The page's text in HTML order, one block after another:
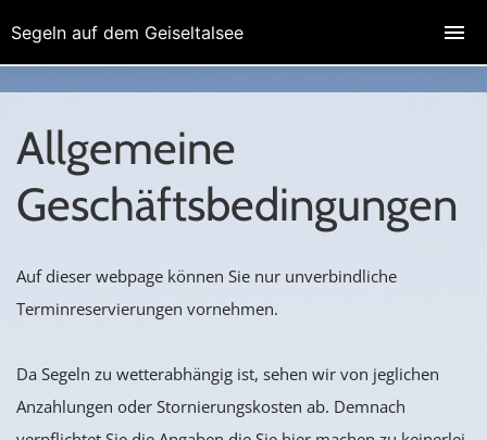
Allgemeine
Geschäftsbedingungen
Auf dieser webpage können Sie nur unverbindliche
Terminreservierungen vornehmen.
Da Segeln zu wetterabhängig ist, sehen wir von jeglichen
Anzahlungen oder Stornierungskosten ab. Demnach
Segeln auf dem Geiseltalsee